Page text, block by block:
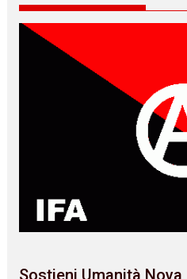
Sostieni Umanità Nova